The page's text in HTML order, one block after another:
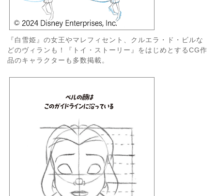
『白雪姫』の女王やマレフィセント、クルエラ・ド・ビルな
どのヴィランも！『トイ・ストーリー』をはじめとするCG作
品のキャラクターも多数掲載。